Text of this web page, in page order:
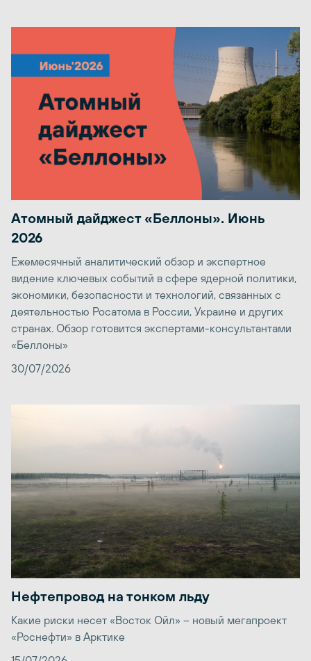
Атомный дайджест «Беллоны». Июнь
2026
Ежемесячный аналитический обзор и экспертное
видение ключевых событий в сфере ядерной политики,
экономики, безопасности и технологий, связанных с
деятельностью Росатома в России, Украине и других
странах. Обзор готовится экспертами-консультантами
«Беллоны»
30/07/2026
Нефтепровод на тонком льду
Какие риски несет «Восток Ойл» – новый мегапроект
«Роснефти» в Арктике